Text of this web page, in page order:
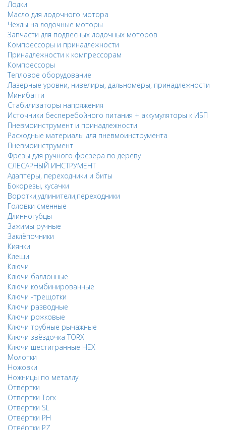
Лодки
Масло для лодочного мотора
Чехлы на лодочные моторы
Запчасти для подвесных лодочных моторов
Компрессоры и принадлежности
Принадлежности к компрессорам
Компрессоры
Тепловое оборудование
Лазерные уровни, нивелиры, дальномеры, принадлежности
Минибагги
Стабилизаторы напряжения
Источники бесперебойного питания + аккумуляторы к ИБП
Пневмоинструмент и принадлежности
Расходные материалы для пневмоинструмента
Пневмоинструмент
Фрезы для ручного фрезера по дереву
СЛЕСАРНЫЙ ИНСТРУМЕНТ
Адаптеры, переходники и биты
Бокорезы, кусачки
Воротки,удлинители,переходники
Головки сменные
Длинногубцы
Зажимы ручные
Заклёпочники
Киянки
Клещи
Ключи
Ключи баллонные
Ключи комбинированные
Ключи -трещотки
Ключи разводные
Ключи рожковые
Ключи трубные рычажные
Ключи звёздочка TORX
Ключи шестигранные HEX
Молотки
Ножовки
Ножницы по металлу
Отвёртки
Отвёртки Torx
Отвёртки SL
Отвёртки PH
Отвёртки PZ